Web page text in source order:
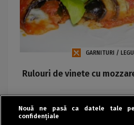
GARNITURI /
Rulouri de vinete cu
Nouă ne pasă ca datele tale
confidențiale